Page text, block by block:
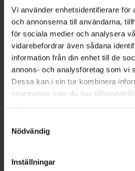
Vi använder enhetsidentifierare för
och annonserna till användarna,
för sociala medier och analysera
vidarebefordrar även sådana
information från din enhet till de
annons- och analysföretag som vi
Dessa kan i sin tur kombinera
information som du har
återkalla ditt samtycke via
cookieinställningar. Ett återkallat
lagligheten av behandling som
Nödvändig
Inställningar
Beskrivning
Använd biocider på ett
sätt. Läs alltid
produktinformationen
användning.
IPA-baserad ytdesinfektion
höljeförsedda virus
EAN:07331964004685